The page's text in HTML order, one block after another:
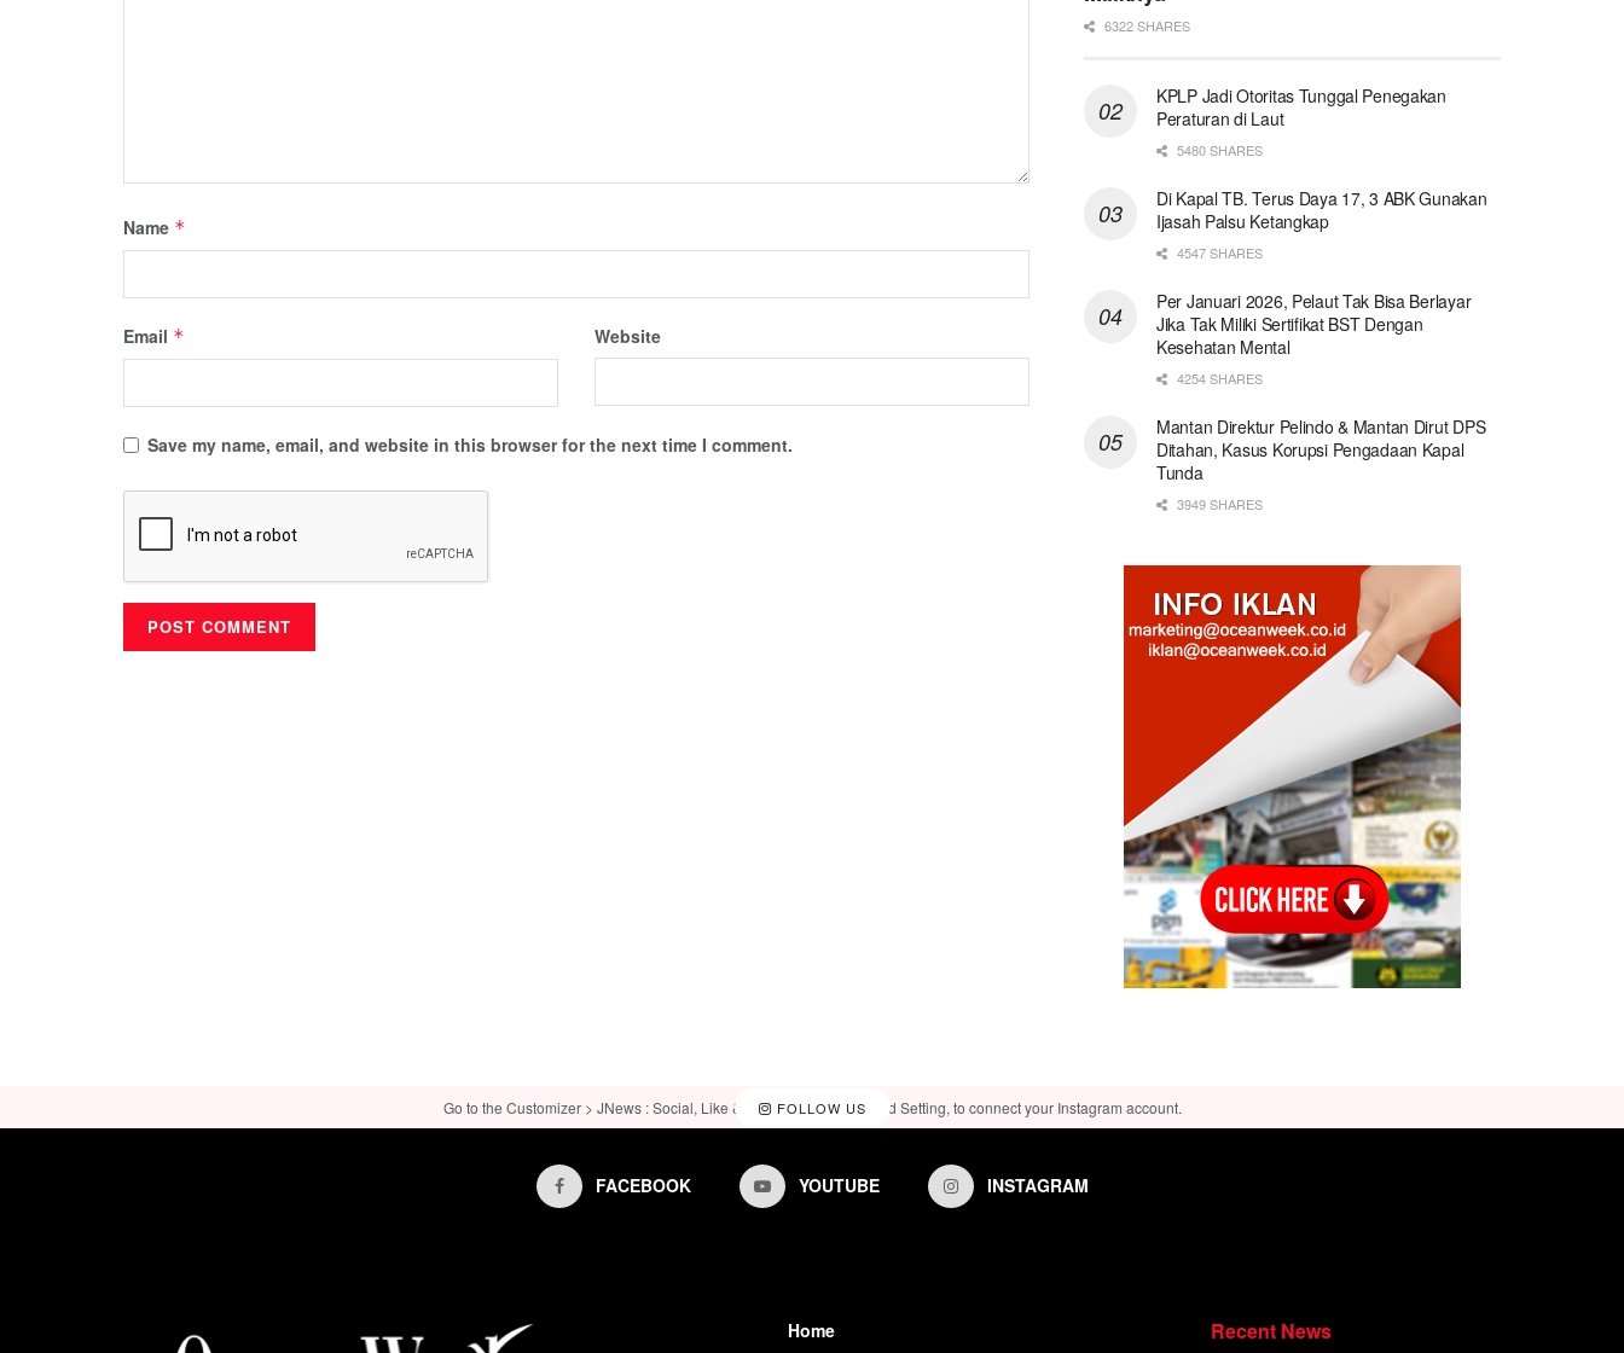
Name *
Email * Website
Save my name, email, and website in this browser for the next time I comment.
6322 SHARES
KPLP Jadi Otoritas Tunggal Penegakan
Peraturan di Laut
5480 SHARES
Di Kapal TB. Terus Daya 17, 3 ABK Gunakan
Ijasah Palsu Ketangkap
4547 SHARES
Per Januari 2026, Pelaut Tak Bisa Berlayar
Jika Tak Miliki Sertifikat BST Dengan
Kesehatan Mental
4254 SHARES
Mantan Direktur Pelindo & Mantan Dirut DPS
Ditahan, Kasus Korupsi Pengadaan Kapal
Tunda
3949 SHARES
FOLLOW US
Go to the Customizer > JNews : Social, Like & View > Instagram Feed Setting, to connect your Instagram account.
FACEBOOK YOUTUBE INSTAGRAM
Home
Recent News